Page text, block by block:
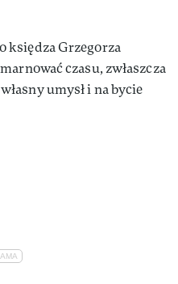
księdza Grzegorza
czasu, zwłaszcza
umysł i na bycie